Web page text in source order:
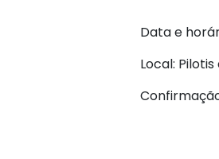
Data e
Local: